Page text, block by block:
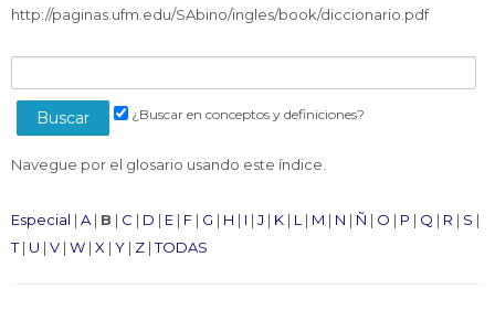
Buscar
cursos
http://paginas.ufm.edu/SAbino/ingles/book/diccionario.pdf
¿Buscar en conceptos y definiciones?
Navegue por el glosario usando este índice.
Especial | A | B | C | D | E | F | G | H | I | J | K | L | M | N | Ñ | O | P | Q | R | S |
T| U | V | W | X | Y | Z |TODAS